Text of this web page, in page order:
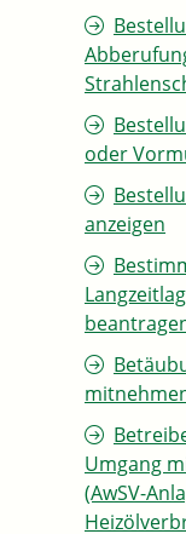
oder
anzeigen
Umgang
(AwSV-